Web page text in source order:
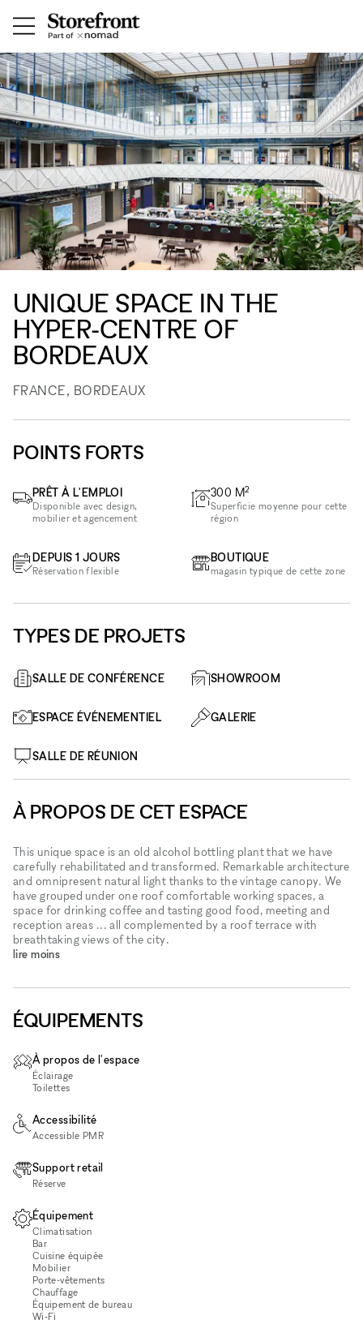
UNIQUE SPACE IN THE
HYPER-CENTRE OF
BORDEAUX
FRANCE, BORDEAUX
POINTS FORTS
PRÊT À L'EMPLOI
Disponible avec design,
mobilier et agencement
DEPUIS 1 JOURS
Réservation flexible
300 M2
Superficie moyenne pour cette
région
BOUTIQUE
magasin typique de cette zone
TYPES DE PROJETS
SALLE DE CONFÉRENCE SHOWROOM
ESPACE ÉVÉNEMENTIEL GALERIE
SALLE DE RÉUNION
À PROPOS DE CET ESPACE
This unique space is an old alcohol bottling plant that we have
carefully rehabilitated and transformed. Remarkable architecture
and omnipresent natural light thanks to the vintage canopy. We
have grouped under one roof comfortable working spaces, a
space for drinking coffee and tasting good food, meeting and
reception areas ... all complemented by a roof terrace with
breathtaking views of the city.
lire moins
ÉQUIPEMENTS
À propos de l'espace
Éclairage
Toilettes
Accessibilité
Accessible PMR
Support retail
Réserve
Équipement
Climatisation
Bar
Cuisine équipée
Mobilier
Porte-vêtements
Chauffage
Équipement de bureau
Wi‑Fi